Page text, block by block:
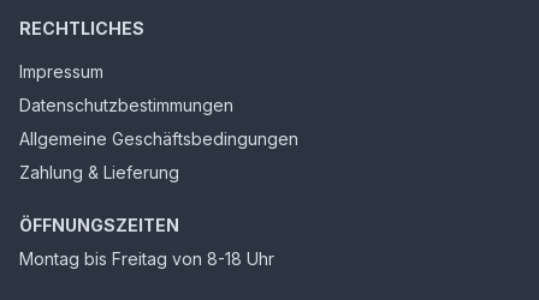
RECHTLICHES
Impressum
Datenschutzbestimmungen
Allgemeine Geschäftsbedingungen
Zahlung & Lieferung
ÖFFNUNGSZEITEN
Montag bis Freitag von 8-18 Uhr